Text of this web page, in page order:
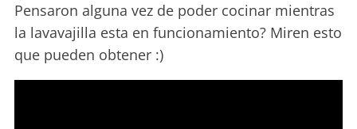
Pensaron alguna vez de poder cocinar mientras
la lavavajilla esta en funcionamiento? Miren esto
que pueden obtener :)